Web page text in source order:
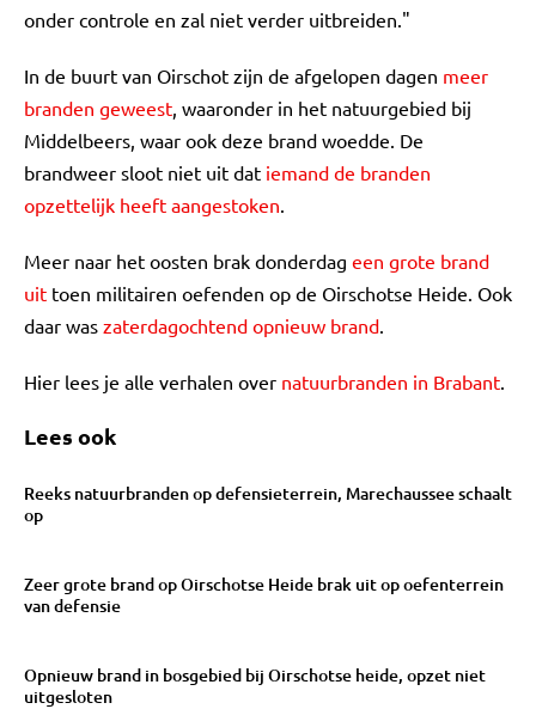
onder controle en zal niet verder uitbreiden."
In de buurt van Oirschot zijn de afgelopen dagen meer
branden geweest, waaronder in het natuurgebied bij
Middelbeers, waar ook deze brand woedde. De
brandweer sloot niet uit dat iemand de branden
opzettelijk heeft aangestoken.
Meer naar het oosten brak donderdag een grote brand
uit toen militairen oefenden op de Oirschotse Heide. Ook
daar was zaterdagochtend opnieuw brand.
Hier lees je alle verhalen over natuurbranden in Brabant.
Lees ook
Reeks natuurbranden op defensieterrein, Marechaussee schaalt
op
Zeer grote brand op Oirschotse Heide brak uit op oefenterrein
van defensie
Opnieuw brand in bosgebied bij Oirschotse heide, opzet niet
uitgesloten